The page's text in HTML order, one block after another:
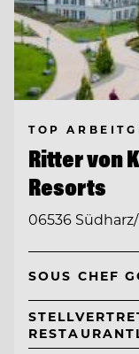
TOP
Ritter von
Resorts
06536
SOUS CHEF